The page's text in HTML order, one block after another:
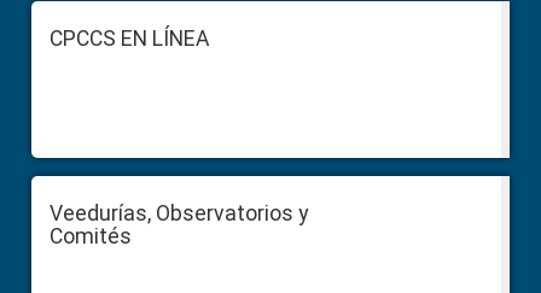
FooterCPCCS EN LÍNEA
Veedurías, Observatorios y
Comités